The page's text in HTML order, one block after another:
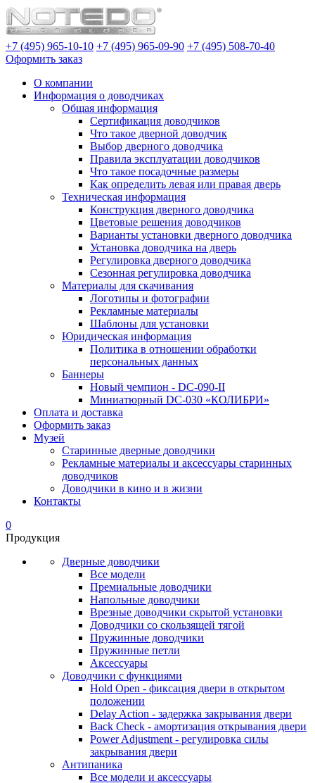
+7 (495) 965-10-10 +7 (495) 965-09-90 +7 (495) 508-70-40
Оформить заказ
О компании
Информация о доводчиках
Общая информация
Сертификация доводчиков
Что такое дверной доводчик
Выбор дверного доводчика
Правила эксплуатации доводчиков
Что такое посадочные размеры
Как определить левая или правая дверь
Техническая информация
Конструкция дверного доводчика
Цветовые решения доводчиков
Варианты установки дверного доводчика
Установка доводчика на дверь
Регулировка дверного доводчика
Сезонная регулировка доводчика
Материалы для скачивания
Логотипы и фотографии
Рекламные материалы
Шаблоны для установки
Юридическая информация
Политика в отношении обработки
персональных данных
Баннеры
Новый чемпион - DC-090-II
Миниатюрный DC-030 «КОЛИБРИ»
Оплата и доставка
Оформить заказ
Музей
Старинные дверные доводчики
Рекламные материалы и аксессуары старинных
доводчиков
Доводчики в кино и в жизни
Контакты
0
Продукция
Дверные доводчики
Все модели
Премиальные доводчики
Напольные доводчики
Врезные доводчики скрытой установки
Доводчики со скользящей тягой
Пружинные доводчики
Пружинные петли
Аксессуары
Доводчики с функциями
Hold Open - фиксация двери в открытом
положении
Delay Action - задержка закрывания двери
Back Check - амортизация открывания двери
Power Adjustment - регулировка силы
закрывания двери
Антипаника
Все модели и аксессуары